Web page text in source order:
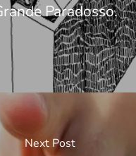
Paradosso.
Next Post